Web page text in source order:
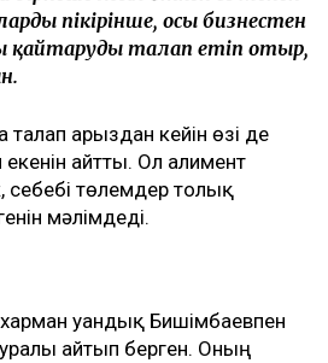
пікірінше, осы бизнестен
қайтаруды талап етіп отыр,
арыздан кейін өзі де
екенін айтты. Ол алимент
себебі төлемдер толық
мәлімдеді.
Қуандық Бишімбаевпен
айтып берген. Оның